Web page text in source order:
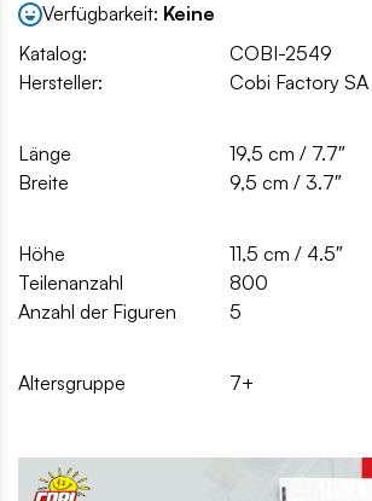
Verfügbarkeit: Keine
Katalog:
COBI-2549
Hersteller:
Cobi Factory SA
Länge
19,5 cm / 7.7″
Breite
9,5 cm / 3.7″
Höhe
11,5 cm / 4.5″
Teilenanzahl
800
Anzahl der Figuren
5
Altersgruppe 7+